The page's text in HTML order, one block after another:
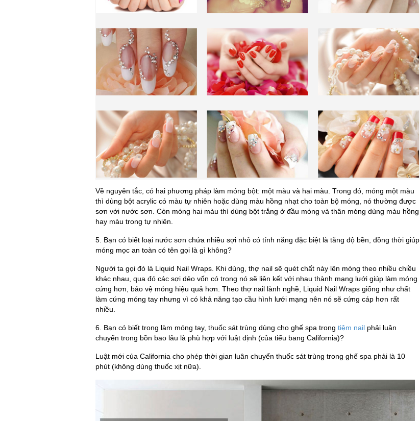
Về nguyên tắc, có hai phương pháp làm móng bột: một màu và hai màu. Trong đó, móng một màu
thì dùng bột acrylic có màu tự nhiên hoặc dùng màu hồng nhạt cho toàn bộ móng, nó thường được
sơn với nước sơn. Còn móng hai màu thì dùng bột trắng ở đầu móng và thân móng dùng màu hồng
hay màu trong tự nhiên.
5. Bạn có biết loại nước sơn chứa nhiều sợi nhỏ có tính năng đặc biệt là tăng độ bền, đồng thời giúp
móng mọc an toàn có tên gọi là gì không?
Người ta gọi đó là Liquid Nail Wraps. Khi dùng, thợ nail sẽ quét chất này lên móng theo nhiều chiều
khác nhau, qua đó các sợi dẻo vốn có trong nó sẽ liên kết với nhau thành mạng lưới giúp làm móng
cứng hơn, bảo vệ móng hiệu quả hơn. Theo thợ nail lành nghề, Liquid Nail Wraps giống như chất
làm cứng móng tay nhưng vì có khả năng tạo cầu hình lưới mạng nên nó sẽ cứng cáp hơn rất
nhiều.
6. Bạn có biết trong làm móng tay, thuốc sát trùng dùng cho ghế spa trong tiệm nail phải luân
chuyển trong bồn bao lâu là phù hợp với luật định (của tiểu bang California)?
Luật mới của California cho phép thời gian luân chuyển thuốc sát trùng trong ghế spa phải là 10
phút (không dùng thuốc xịt nữa).